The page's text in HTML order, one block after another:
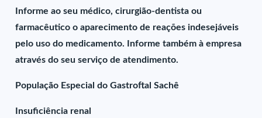
Informe ao seu médico, cirurgião-dentista ou
farmacêutico o aparecimento de reações indesejáveis
pelo uso do medicamento. Informe também à empresa
através do seu serviço de atendimento.
População Especial do Gastroftal Sachê
Insuficiência renal